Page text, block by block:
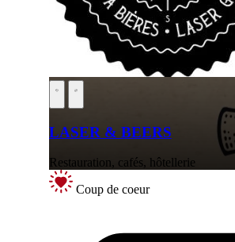
LASER & BEERS
Restauration, cafés, hôtellerie
Coup de coeur